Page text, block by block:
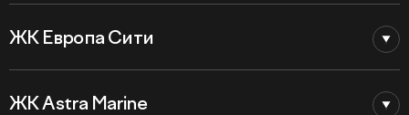
ЖК Европа Сити
ЖК Astra Marine